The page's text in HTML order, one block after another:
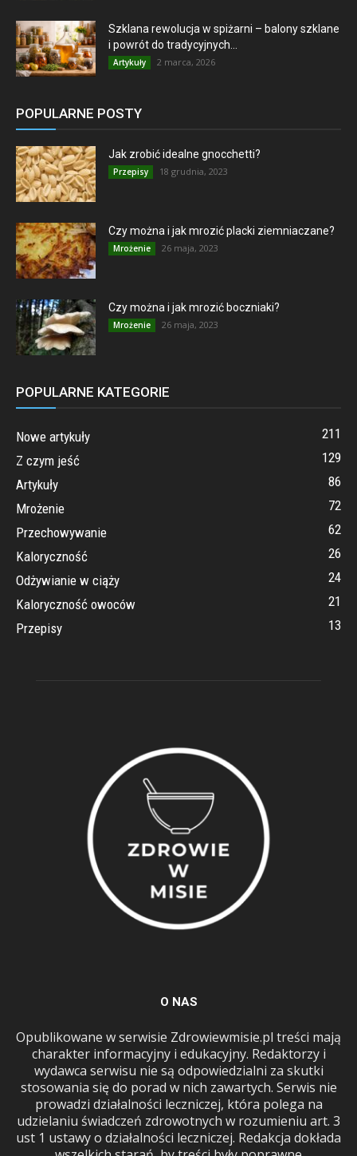
Szklana rewolucja w spiżarni – balony szklane
i powrót do tradycyjnych...
Artykuły 2 marca, 2026
POPULARNE POSTY
Jak zrobić idealne gnocchetti?
Przepisy 18 grudnia, 2023
Czy można i jak mrozić placki ziemniaczane?
Mrożenie 26 maja, 2023
Czy można i jak mrozić boczniaki?
Mrożenie 26 maja, 2023
POPULARNE KATEGORIE
Nowe artykuły
211
Z czym jeść
129
Artykuły
86
Mrożenie
72
Przechowywanie
62
Kaloryczność
26
Odżywianie w ciąży
24
Kaloryczność owoców
21
Przepisy
13
O NAS
Opublikowane w serwisie Zdrowiewmisie.pl treści mają
charakter informacyjny i edukacyjny. Redaktorzy i
wydawca serwisu nie są odpowiedzialni za skutki
stosowania się do porad w nich zawartych. Serwis nie
prowadzi działalności leczniczej, która polega na
udzielaniu świadczeń zdrowotnych w rozumieniu art. 3
ust 1 ustawy o działalności leczniczej. Redakcja dokłada